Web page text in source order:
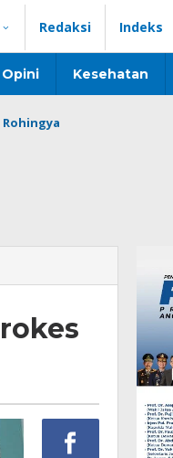
Redaksi Indeks
Opini Kesehatan
Rohingya